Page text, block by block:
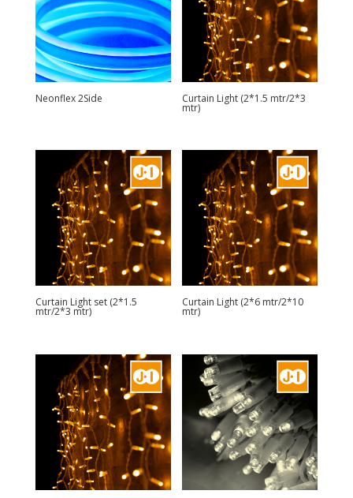
Neonflex 2Side Curtain Light (2*1.5 mtr/2*3
mtr)
Curtain Light set (2*1.5
mtr/2*3 mtr)
Curtain Light (2*6 mtr/2*10
mtr)